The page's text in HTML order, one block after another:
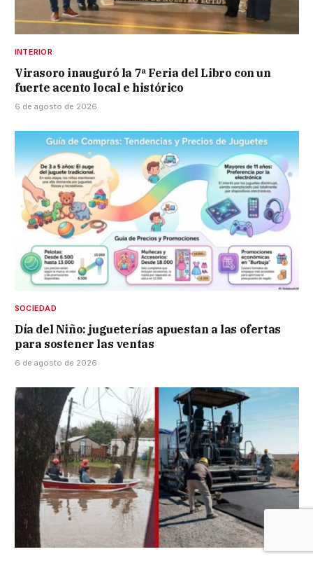
INTERIOR
Virasoro inauguró la 7ª Feria del Libro con un
fuerte acento local e histórico
6 de agosto de 2026
SOCIEDAD
Día del Niño: jugueterías apuestan a las ofertas
para sostener las ventas
6 de agosto de 2026